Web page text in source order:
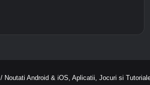
/ Noutati Android & iOS, Aplicatii, Jocuri si